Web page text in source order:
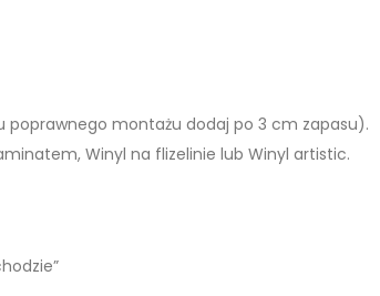
poprawnego montażu dodaj po 3 cm zapasu).
Winyl na flizelinie lub Winyl artistic.